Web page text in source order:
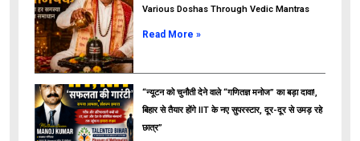
Various Doshas Through Vedic Mantras
Read More »
“न्यूटन को चुनौती देने वाले “गणितज्ञ मनोज” का बड़ा दावा!,
बिहार से तैयार होंगे IIT के नए सुपरस्टार, दूर-दूर से उमड़ रहे
छात्र”